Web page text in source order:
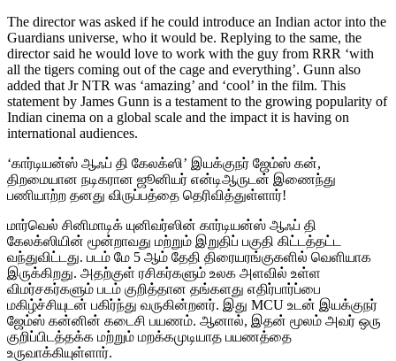
The director was asked if he could introduce an Indian actor into the
Guardians universe, who it would be. Replying to the same, the
director said he would love to work with the guy from RRR ‘with
all the tigers coming out of the cage and everything’. Gunn also
added that Jr NTR was ‘amazing’ and ‘cool’ in the film. This
statement by James Gunn is a testament to the growing popularity of
Indian cinema on a global scale and the impact it is having on
international audiences.
‘கார்டியன்ஸ் ஆஃப் தி கேலக்ஸி’ இயக்குநர் ஜேம்ஸ் கன்,
திறமையான நடிகரான ஜூனியர் என்டிஆருடன் இணைந்து
பணியாற்ற தனது விருப்பத்தை தெரிவித்துள்ளார்!
மார்வெல் சினிமாடிக் யுனிவர்ஸின் கார்டியன்ஸ் ஆஃப் தி
கேலக்ஸியின் மூன்றாவது மற்றும் இறுதிப் பகுதி கிட்டத்தட்ட
வந்துவிட்டது. படம் மே 5 ஆம் தேதி திரையரங்குகளில் வெளியாக
இருக்கிறது. அதற்குள் ரசிகர்களும் உலக அளவில் உள்ள
விமர்சகர்களும் படம் குறித்தான தங்களது எதிர்பார்ப்பை
மகிழ்ச்சியுடன் பகிர்ந்து வருகின்றனர். இது MCU உடன் இயக்குநர்
ஜேம்ஸ் கன்னின் கடைசி பயணம். ஆனால், இதன் மூலம் அவர் ஒரு
குறிப்பிடத்தக்க மற்றும் மறக்கமுடியாத பயணத்தை
உருவாக்கியுள்ளார்.